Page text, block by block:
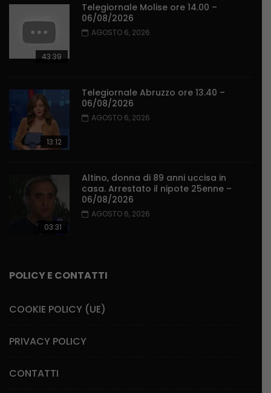
43:39
Telegiornale Molise ore 14.00 –
06/08/2026
AGOSTO 6, 2026
13:12
Telegiornale Abruzzo ore 13.40 –
06/08/2026
AGOSTO 6, 2026
03:31
Altino, donna di 89 anni uccisa in
casa. Arrestato il nipote 25enne –
06/08/2026
AGOSTO 6, 2026
POLICY E CONTATTI
COOKIE POLICY (UE)
PRIVACY POLICY
CONTATTI